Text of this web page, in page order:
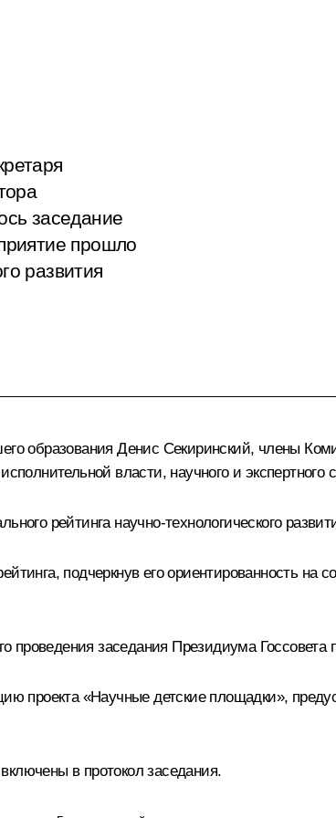
заседание
прошло
развития
образования Денис Секиринский, члены
власти, научного и экспертного
рейтинга научно-технологического
подчеркнув его ориентированность
проведения заседания Президиума Госсовета
проекта «Научные детские площадки»,
в протокол заседания.